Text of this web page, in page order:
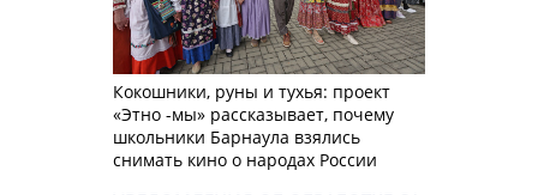
Кокошники, руны и тухья: проект
«Этно -мы» рассказывает, почему
школьники Барнаула взялись
снимать кино о народах России